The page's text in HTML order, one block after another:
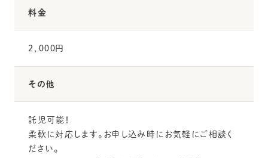
料金
２，０００円
その他
託児可能！
柔軟に対応します。お申し込み時にお気軽にご相談く
ださい。